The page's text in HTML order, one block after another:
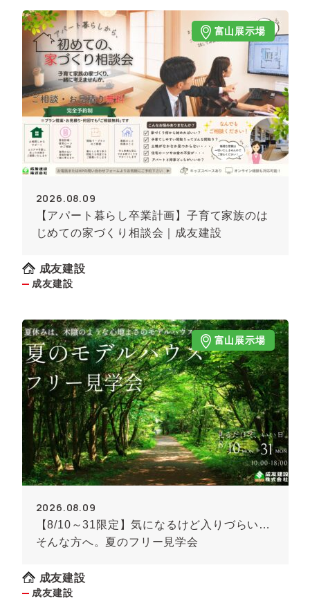
富山展示場
2026.08.09
【アパート暮らし卒業計画】子育て家族のは
じめての家づくり相談会｜成友建設
成友建設
成友建設
富山展示場
2026.08.09
【8/10～31限定】気になるけど入りづらい…
そんな方へ。夏のフリー見学会
成友建設
成友建設